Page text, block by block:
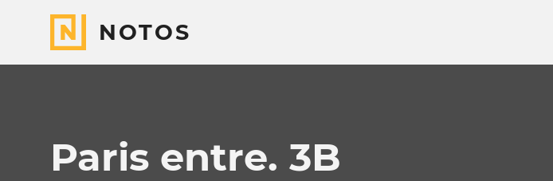
NOTOS
Paris entre. 3B